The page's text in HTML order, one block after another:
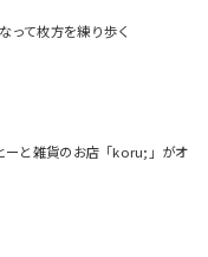
って枚方を練り歩く
ーと雑貨のお店「koru;」がオ